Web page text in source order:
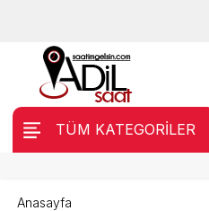
TÜM KATEGORİLER
Anasayfa